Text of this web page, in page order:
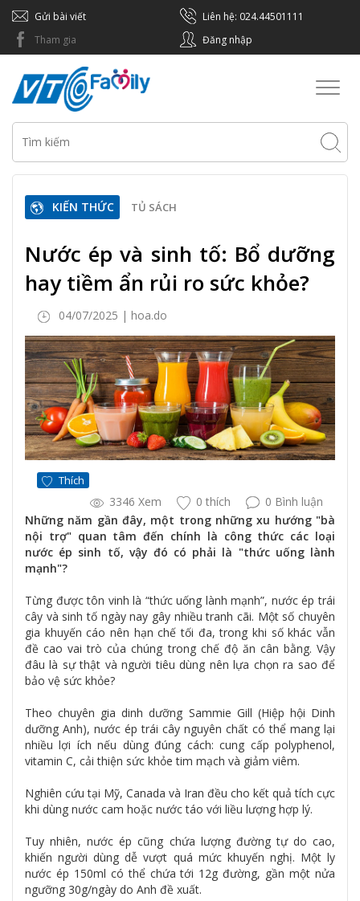
Gửi bài viết
Liên hệ: 024.44501111
Tham gia
Đăng nhập
KIẾN THỨC TỦ SÁCH
Nước ép và sinh tố: Bổ dưỡng
hay tiềm ẩn rủi ro sức khỏe?
04/07/2025 | hoa.do
Thích
3346 Xem 0 thích
0 Bình luận
Những năm gần đây, một trong những xu hướng "bà
nội trợ" quan tâm đến chính là công thức các loại
nước ép sinh tố, vậy đó có phải là "thức uống lành
mạnh"?
Từng được tôn vinh là “thức uống lành mạnh”, nước ép trái
cây và sinh tố ngày nay gây nhiều tranh cãi. Một số chuyên
gia khuyến cáo nên hạn chế tối đa, trong khi số khác vẫn
đề cao vai trò của chúng trong chế độ ăn cân bằng. Vậy
đâu là sự thật và người tiêu dùng nên lựa chọn ra sao để
bảo vệ sức khỏe?
Theo chuyên gia dinh dưỡng Sammie Gill (Hiệp hội Dinh
dưỡng Anh), nước ép trái cây nguyên chất có thể mang lại
nhiều lợi ích nếu dùng đúng cách: cung cấp polyphenol,
vitamin C, cải thiện sức khỏe tim mạch và giảm viêm.
Nghiên cứu tại Mỹ, Canada và Iran đều cho kết quả tích cực
khi dùng nước cam hoặc nước táo với liều lượng hợp lý.
Tuy nhiên, nước ép cũng chứa lượng đường tự do cao,
khiến người dùng dễ vượt quá mức khuyến nghị. Một ly
nước ép 150ml có thể chứa tới 12g đường, gần một nửa
ngưỡng 30g/ngày do Anh đề xuất.